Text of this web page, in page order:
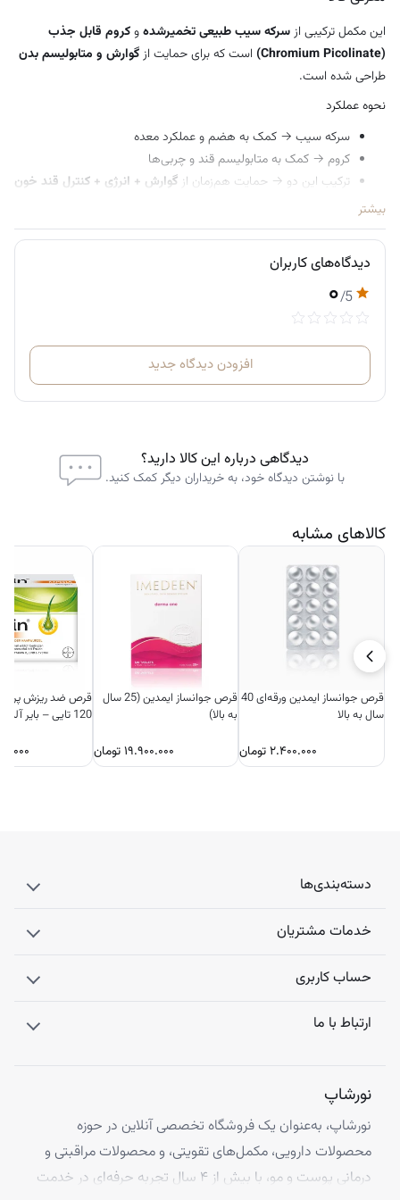
این مکمل ترکیبی ازسرکه سیب طبیعی تخمیرشدهوکروم قابل جذب
(Chromium Picolinate)
است که برای حمایت ازگوارش و متابولیسم بدن
طراحی شده است.
نحوه عملکرد
سرکه سیب → کمک به هضم و عملکرد معده
کروم → کمک به متابولیسم قند و چربی‌ها
ترکیب این دو → حمایت هم‌زمان از گوارش + انرژی + کنترل قند خون
کاربردهای اصلی
کمک به بهبود هضم غذا
حمایت از متابولیسم طبیعی بدن
کمک به حفظ سطح طبیعی قند خون
کاهش میل به مصرف شیرینی (در برخی افراد)
فقطروزی 1 کپسول
بیشتر
دیدگاه‌های کاربران
۰/5
افزودن دیدگاه جدید
دیدگاهی درباره این کالا دارید؟
با نوشتن دیدگاه خود، به خریداران دیگر کمک کنید.
کالاهای مشابه
قرص جوانساز ایمدین ورقه‌ای 40
سال به بالا
۲.۴۰۰.۰۰۰ تومان
قرص جوانساز ایمدین (25 سال
به بالا)
۱۹.۹۰۰.۰۰۰تومان
قرص ضد ریزش
120 تایی – بایر آلمان
دسته‌بندی‌ها
خدمات مشتریان
حساب کاربری
ارتباط با ما
نورشاپ
نورشاپ، به‌عنوان یک فروشگاه تخصصی آنلاین در حوزه
محصولات دارویی، مکمل‌های تقویتی، و محصولات مراقبتی و
درمانی پوست و مو، با بیش از ۴ سال تجربه حرفه‌ای در خدمت